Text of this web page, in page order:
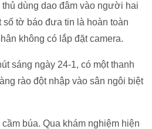
dùng dao đâm vào người hai
tờ báo đưa tin là hoàn toàn
không có lắp đặt camera.
sáng ngày 24-1, có một thanh
rào đột nhập vào sân ngôi biệt
búa. Qua khám nghiệm hiện